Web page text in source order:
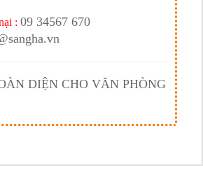
: 09 34567 670
DIỆN CHO VĂN PHÒNG